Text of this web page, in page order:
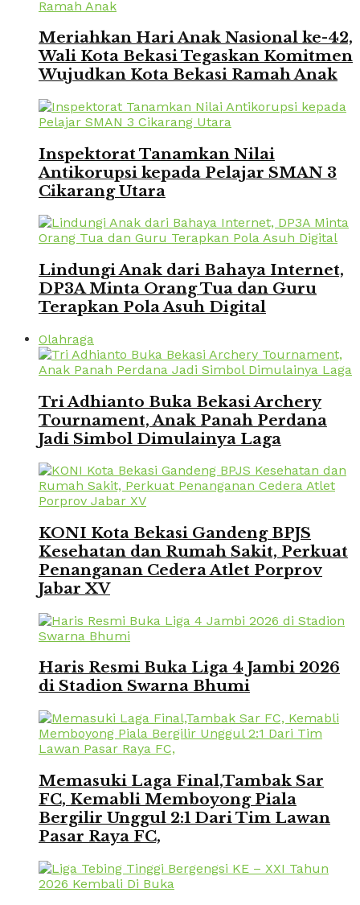
Meriahkan Hari Anak Nasional ke-42,
Wali Kota Bekasi Tegaskan Komitmen
Wujudkan Kota Bekasi Ramah Anak
Inspektorat Tanamkan Nilai
Antikorupsi kepada Pelajar SMAN 3
Cikarang Utara
Lindungi Anak dari Bahaya Internet,
DP3A Minta Orang Tua dan Guru
Terapkan Pola Asuh Digital
Olahraga
Tri Adhianto Buka Bekasi Archery
Tournament, Anak Panah Perdana
Jadi Simbol Dimulainya Laga
KONI Kota Bekasi Gandeng BPJS
Kesehatan dan Rumah Sakit, Perkuat
Penanganan Cedera Atlet Porprov
Jabar XV
Haris Resmi Buka Liga 4 Jambi 2026
di Stadion Swarna Bhumi
Memasuki Laga Final,Tambak Sar
FC, Kemabli Memboyong Piala
Bergilir Unggul 2:1 Dari Tim Lawan
Pasar Raya FC,